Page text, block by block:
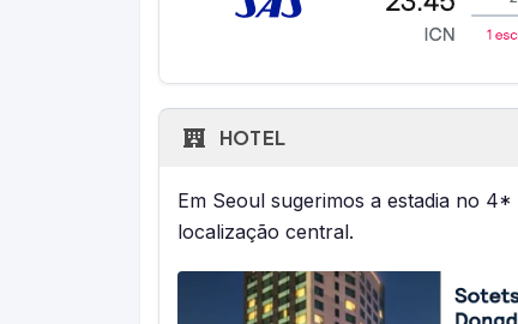
HOTEL
Em Seoul sugerimos a estadia no 4*
localização central.